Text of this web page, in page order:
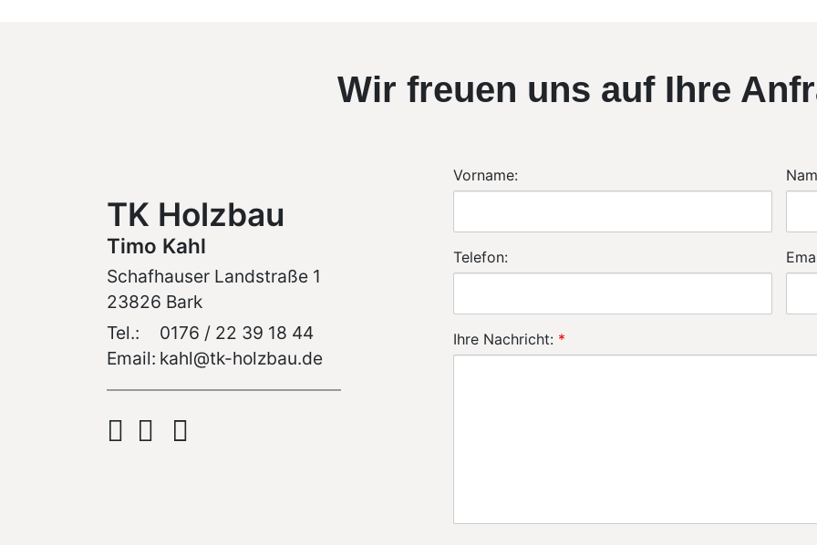
Wir freuen uns auf Ihre
TK Holzbau
Timo Kahl
Schafhauser Landstraße 1
23826 Bark
Tel.:
0176 / 22 39 18 44
Email: kahl@tk-holzbau.de
Vorname:
Telefon:
Ihre Nachricht: *